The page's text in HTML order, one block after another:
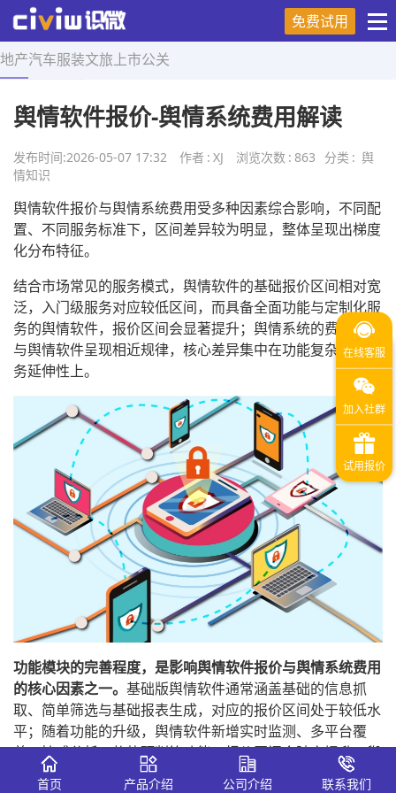
免费试用
地产汽车服装文旅 上市公关
首页 > 舆情知识 > 正文
舆情软件报价-舆情系统费用解读
发布时间:2026-05-07 17:32 作者 : XJ 浏览次数 : 863 分类 : 舆
情知识
舆情软件报价与舆情系统费用受多种因素综合影响，不同配
置、不同服务标准下，区间差异较为明显，整体呈现出梯度
化分布特征。
结合市场常见的服务模式，舆情软件的基础报价区间相对宽
泛，入门级服务对应较低区间，而具备全面功能与定制化服
务的舆情软件，报价区间会显著提升；舆情系统的费用区间
与舆情软件呈现相近规律，核心差异集中在功能复杂度与服
务延伸性上。
功能模块的完善程度，是影响舆情软件报价与舆情系统费用
的核心因素之一。 基础版舆情软件通常涵盖基础的信息抓
取、简单筛选与基础报表生成，对应的报价区间处于较低水
平；随着功能的升级，舆情软件新增实时监测、多平台覆
盖、情感分析、趋势预判等功能，报价区间会随之提升。舆
情系统的费用同样受功能影响，基础舆情系统侧重信息聚合
首页 产品介绍 公司介绍 联系我们